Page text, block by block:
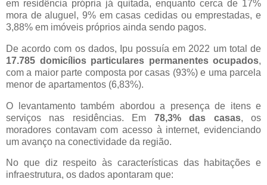
em residência própria já quitada, enquanto cerca de 17%
mora de aluguel, 9% em casas cedidas ou emprestadas, e
3,88% em imóveis próprios ainda sendo pagos.
De acordo com os dados, Ipu possuía em 2022 um total de
17.785 domicílios particulares permanentes ocupados,
com a maior parte composta por casas (93%) e uma parcela
menor de apartamentos (6,83%).
O levantamento também abordou a presença de itens e
serviços nas residências. Em 78,3% das casas, os
moradores contavam com acesso à internet, evidenciando
um avanço na conectividade da região.
No que diz respeito às características das habitações e
infraestrutura, os dados apontaram que: